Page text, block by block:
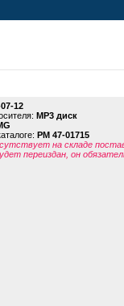
12
MP3 диск
PM 47-01715
на складе
переиздан, он